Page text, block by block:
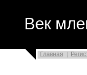
Век
Главная